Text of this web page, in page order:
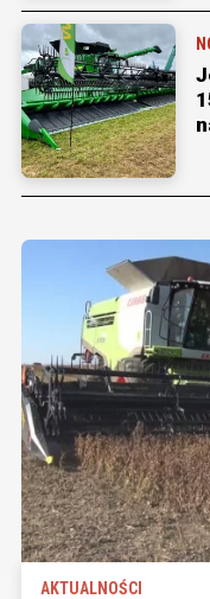
AKTUALNOŚCI